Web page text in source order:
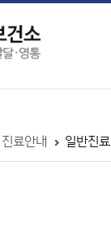
진료안내 일반진료